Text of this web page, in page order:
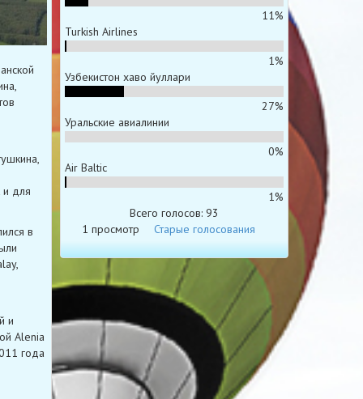
и для
в
и
Alenia
года
11%
Turkish Airlines
1%
Узбекистон хаво йуллари
27%
Уральские авиалинии
0%
Air Baltic
1%
Всего голосов: 93
1 просмотр
Старые голосования